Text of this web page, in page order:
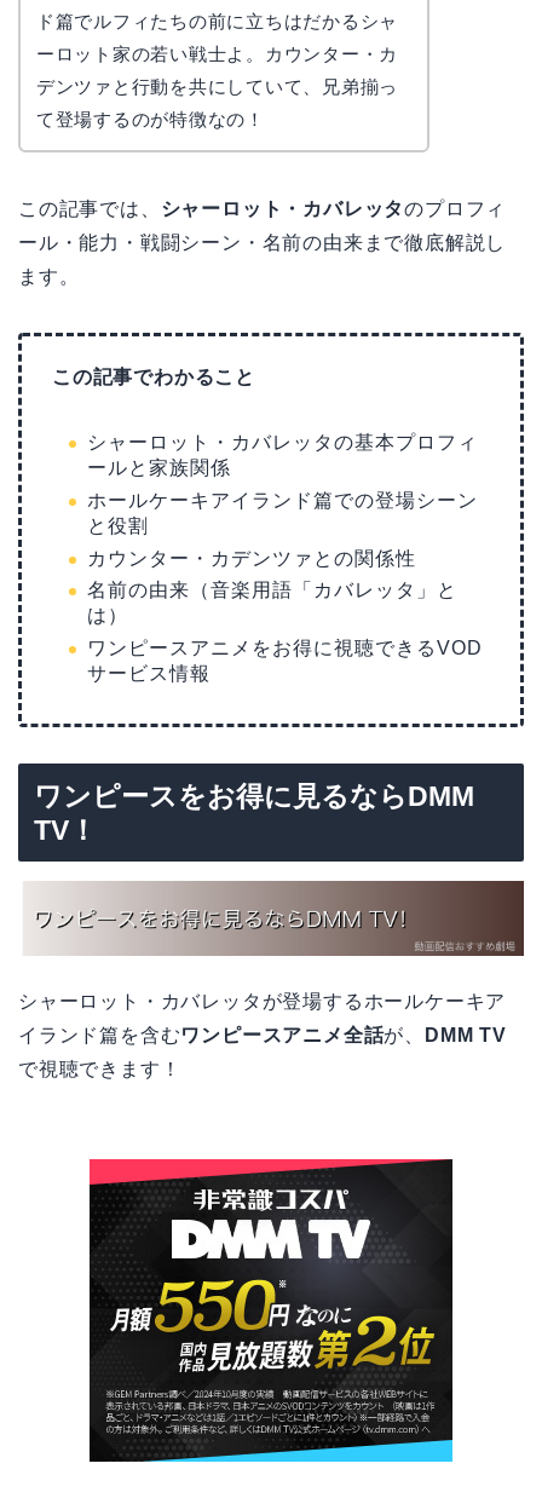
ド篇でルフィたちの前に立ちはだかるシャ
ーロット家の若い戦士よ。カウンター・カ
デンツァと行動を共にしていて、兄弟揃っ
て登場するのが特徴なの！
この記事では、 シャーロット・カバレッタのプロフィ
ール・能力・戦闘シーン・名前の由来まで徹底解説し
ます。
この記事でわかること
シャーロット・カバレッタの基本プロフィ
ールと家族関係
ホールケーキアイランド篇での登場シーン
と役割
カウンター・カデンツァとの関係性
名前の由来（音楽用語「カバレッタ」と
は）
ワンピースアニメをお得に視聴できるVOD
サービス情報
ワンピースをお得に見るならDMM
TV！
シャーロット・カバレッタが登場するホールケーキア
イランド篇を含むワンピースアニメ全話が、
DMM TV
で視聴できます！